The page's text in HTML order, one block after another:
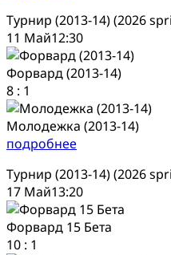
Турнир (2013-14) (2026
11 Май12:30
Форвард (2013-14)
8 : 1
Молодежка (2013-14)
подробнее
Турнир (2013-14) (2026
17 Май13:20
Форвард 15 Бета
10 : 1